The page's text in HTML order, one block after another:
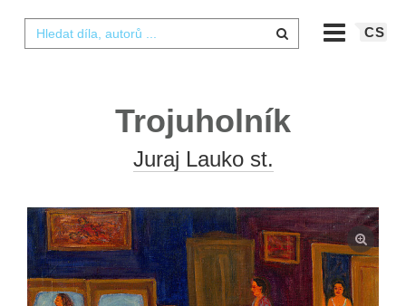
CS
Trojuholník
Juraj Lauko st.